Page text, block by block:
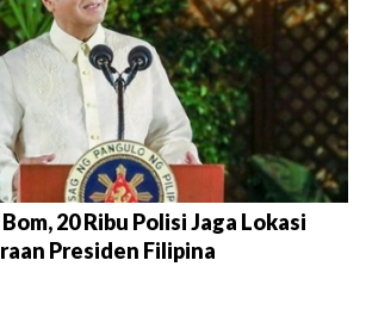
20 Ribu Polisi Jaga Lokasi
Presiden Filipina